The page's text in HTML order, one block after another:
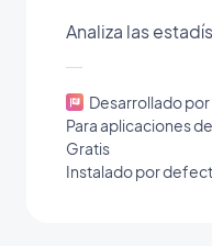
Analiza las
Desarrollado
Para aplicaciones
Gratis
Instalado por